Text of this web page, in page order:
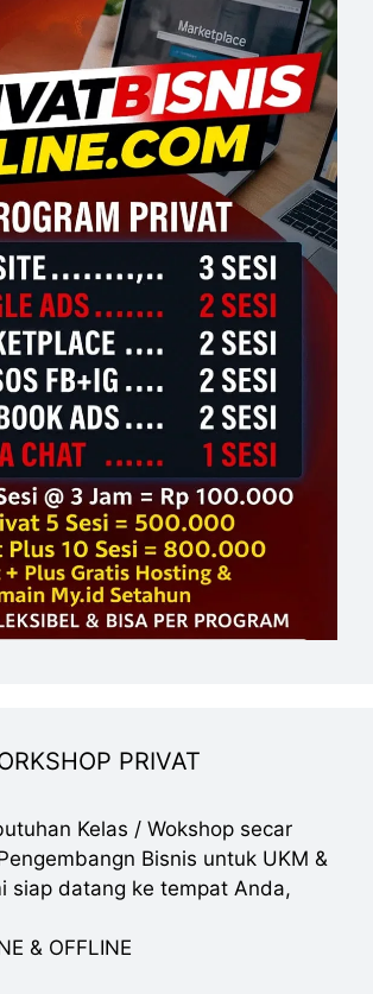
PRIVAT
Kelas / Wokshop secar
Bisnis untuk UKM &
siap datang ke tempat Anda,
& OFFLINE